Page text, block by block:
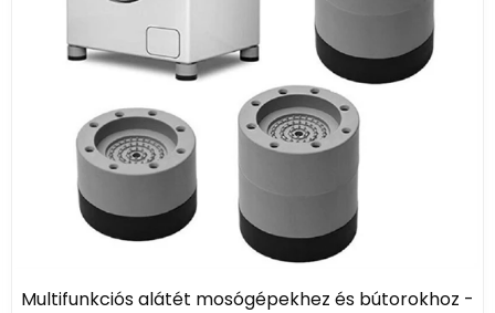
Multifunkciós alátét mosógépekhez és bútorokhoz -